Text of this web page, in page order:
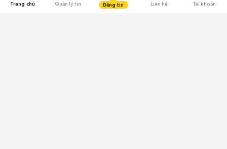
Trang chủ Quản lý tin Đăng tin Liên hệ Tài khoản